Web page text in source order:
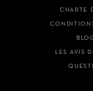
CHARTE
LES AVIS